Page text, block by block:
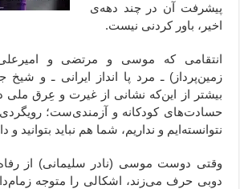
پیشرفت آن در چند دهه‌ی
اخیر، باور کردنی نیست.
انتقامی که موسی و مرتضی و
زمین‌پرداز) ـ مرد پا انداز ایرانی ـ و
بیشتر از این‌که نشانی از غیرت و عِرق ملی
حسادت‌های کودکانه و آزمندی‌ست؛
نتوانسته‌ایم و نداریم، شما هم نباید بتوانید و
وقتی دوست موسی (نادر سلیمانی) از
دوبی حرف می‌زند، اشکالی را متوجه